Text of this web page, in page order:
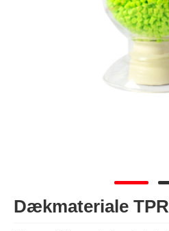
Dækmateriale TPR